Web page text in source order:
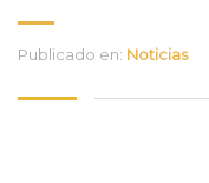
Publicado en: Noticias